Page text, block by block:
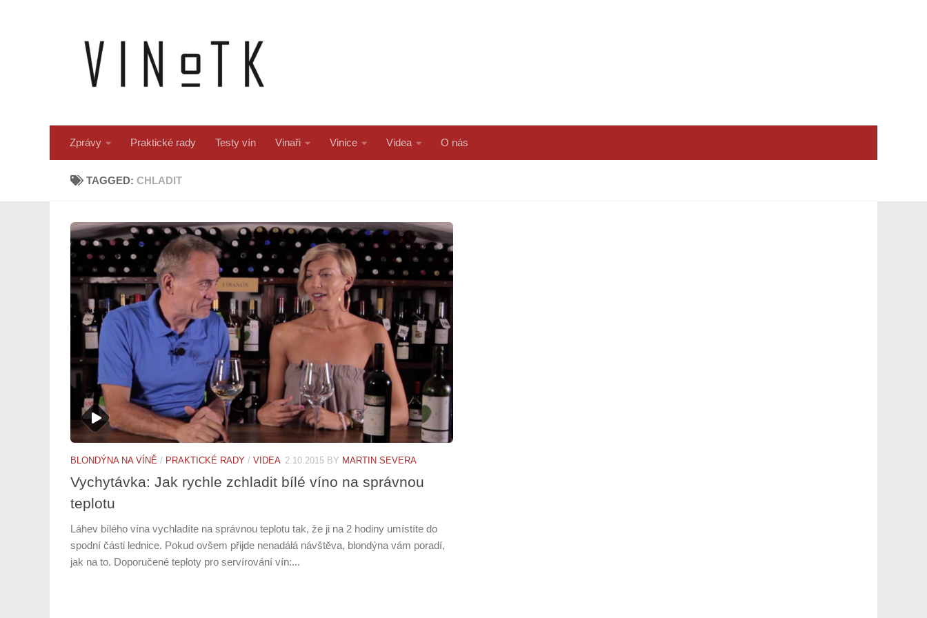
Zprávy Praktické rady Testy vín Vinaři Vinice Videa O nás
TAGGED:CHLADIT
BLONDÝNA NA VÍNĚ / PRAKTICKÉ RADY / VIDEA 2.10.2015 BY MARTIN SEVERA
Vychytávka: Jak rychle zchladit bílé víno na správnou
teplotu
Láhev bílého vína vychladíte na správnou teplotu tak, že ji na 2 hodiny umístíte do
spodní části lednice. Pokud ovšem přijde nenadálá návštěva, blondýna vám poradí,
jak na to. Doporučené teploty pro servírování vín:...